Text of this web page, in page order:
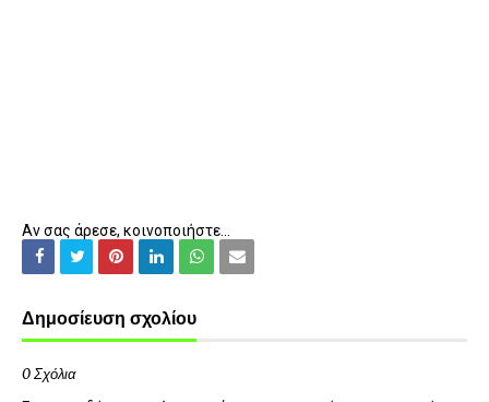
Αν σας άρεσε, κοινοποιήστε...
Δημοσίευση σχολίου
0 Σχόλια